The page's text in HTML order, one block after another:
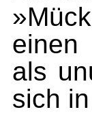
einen
als
sich